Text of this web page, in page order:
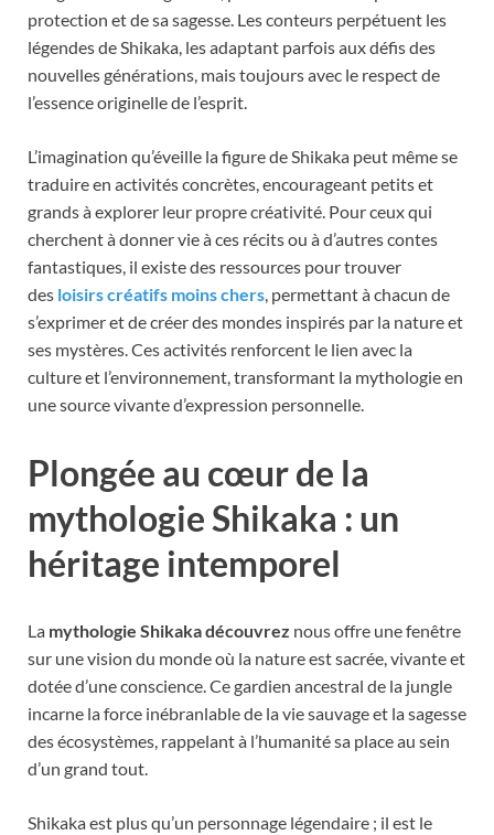
protection et de sa sagesse. Les conteurs perpétuent les
légendes de Shikaka, les adaptant parfois aux défis des
nouvelles générations, mais toujours avec le respect de
l’essence originelle de l’esprit.
L’imagination qu’éveille la figure de Shikaka peut même se
traduire en activités concrètes, encourageant petits et
grands à explorer leur propre créativité. Pour ceux qui
cherchent à donner vie à ces récits ou à d’autres contes
fantastiques, il existe des ressources pour trouver
des loisirs créatifs moins chers , permettant à chacun de
s’exprimer et de créer des mondes inspirés par la nature et
ses mystères. Ces activités renforcent le lien avec la
culture et l’environnement, transformant la mythologie en
une source vivante d’expression personnelle.
Plongée au cœur de la
mythologie Shikaka : un
héritage intemporel
La mythologie Shikaka découvrez nous offre une fenêtre
sur une vision du monde où la nature est sacrée, vivante et
dotée d’une conscience. Ce gardien ancestral de la jungle
incarne la force inébranlable de la vie sauvage et la sagesse
des écosystèmes, rappelant à l’humanité sa place au sein
d’un grand tout.
Shikaka est plus qu’un personnage légendaire ; il est le